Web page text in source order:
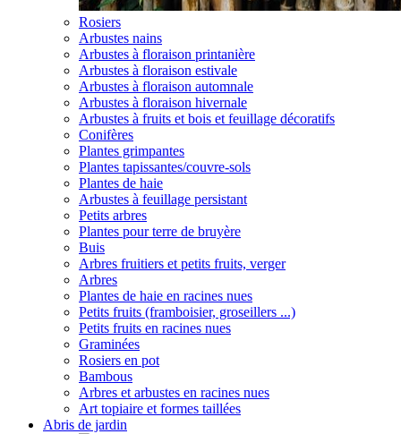
Rosiers
Arbustes nains
Arbustes à floraison printanière
Arbustes à floraison estivale
Arbustes à floraison automnale
Arbustes à floraison hivernale
Arbustes à fruits et bois et feuillage décoratifs
Conifères
Plantes grimpantes
Plantes tapissantes/couvre-sols
Plantes de haie
Arbustes à feuillage persistant
Petits arbres
Plantes pour terre de bruyère
Buis
Arbres fruitiers et petits fruits, verger
Arbres
Plantes de haie en racines nues
Petits fruits (framboisier, groseillers ...)
Petits fruits en racines nues
Graminées
Rosiers en pot
Bambous
Arbres et arbustes en racines nues
Art topiaire et formes taillées
Abris de jardin